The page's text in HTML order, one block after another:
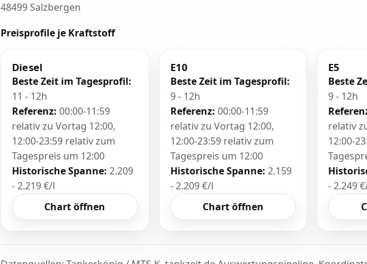
48499 Salzbergen
Preisprofile je Kraftstoff
Diesel
Beste Zeit im Tagesprofil:
11 - 12h
Referenz: 00:00-11:59
relativ zu Vortag 12:00,
12:00-23:59 relativ zum
Tagespreis um 12:00
Historische Spanne: 2.209
- 2.219 €/l
Chart öffnen
E10
Beste Zeit im Tagesprofil:
9 - 12h
Referenz: 00:00-11:59
relativ zu Vortag 12:00,
12:00-23:59 relativ zum
Tagespreis um 12:00
Historische Spanne: 2.159
- 2.209 €/l
Chart öffnen
E5
Beste
9 - 12h
relativ
12:00-
- 2.249